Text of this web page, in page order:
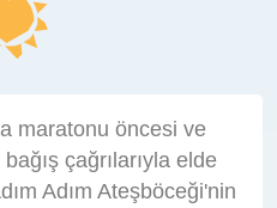
maratonu öncesi ve
çağrılarıyla elde
Adım Ateşböceği'nin